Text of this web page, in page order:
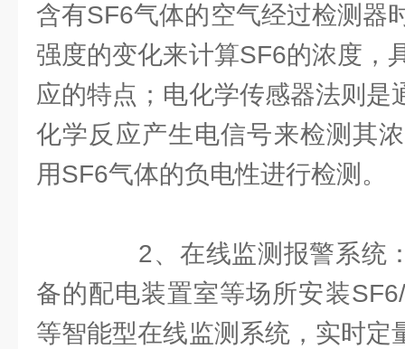
含有SF6气体的空气经过检测器
强度的变化来计算SF6的浓度，
应的特点；电化学传感器法则是
化学反应产生电信号来检测其
用SF6气体的负电性进行检测。
2、在线监测报警系统
备的配电装置室等场所安装
等智能型在线监测系统，实时定